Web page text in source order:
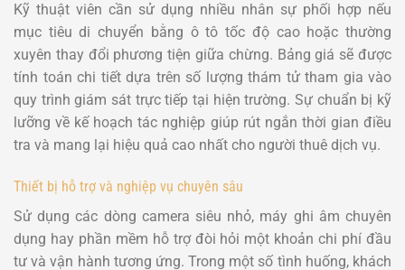
Kỹ thuật viên cần sử dụng nhiều nhân sự phối hợp nếu
mục tiêu di chuyển bằng ô tô tốc độ cao hoặc thường
xuyên thay đổi phương tiện giữa chừng. Bảng giá sẽ được
tính toán chi tiết dựa trên số lượng thám tử tham gia vào
quy trình giám sát trực tiếp tại hiện trường. Sự chuẩn bị kỹ
lưỡng về kế hoạch tác nghiệp giúp rút ngắn thời gian điều
tra và mang lại hiệu quả cao nhất cho người thuê dịch vụ.
Thiết bị hỗ trợ và nghiệp vụ chuyên sâu
Sử dụng các dòng camera siêu nhỏ, máy ghi âm chuyên
dụng hay phần mềm hỗ trợ đòi hỏi một khoản chi phí đầu
tư và vận hành tương ứng. Trong một số tình huống, khách